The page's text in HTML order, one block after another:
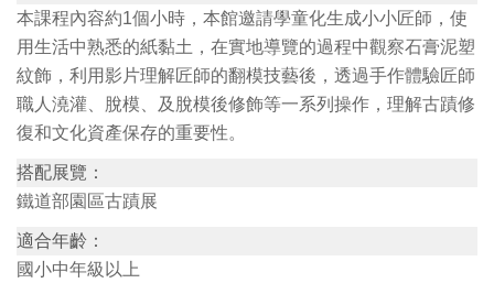
展
覽
資
訊
教
育
活
動
本課程內容約1個小時，本館邀請學童化生成小小匠師，使
用生活中熟悉的紙黏土，在實地導覽的過程中觀察石膏泥塑
紋飾，利用影片理解匠師的翻模技藝後，透過手作體驗匠師
職人澆灌、脫模、及脫模後修飾等一系列操作，理解古蹟修
復和文化資產保存的重要性。
搭配展覽：
鐵道部園區古蹟展
適合年齡：
國小中年級以上